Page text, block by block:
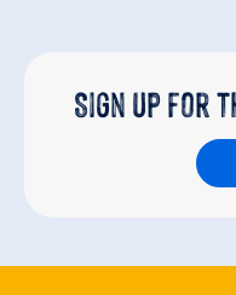
Sign up for